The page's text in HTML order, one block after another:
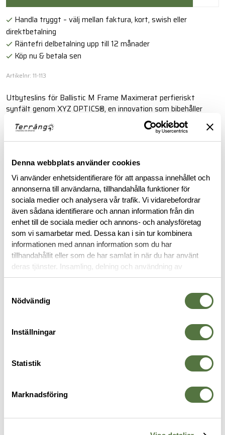
Denna webbplats använder cookies
Vi använder enhetsidentifierare för att anpassa innehållet och
annonserna till användarna, tillhandahålla funktioner för
sociala medier och analysera vår trafik. Vi vidarebefordrar
även sådana identifierare och annan information från din
enhet till de sociala medier och annons- och analysföretag
som vi samarbetar med. Dessa kan i sin tur kombinera
informationen med annan information som du har
tillhandahållit eller som de har samlat in när du har använt
deras tjänster. Insamling, delning och användning av
personuppgifter kan användas för personalisering av
Nödvändig
Inställningar
Statistik
Marknadsföring
Handla tryggt – välj mellan faktura, kort, swish eller
direktbetalning
Räntefri delbetalning upp till 12 månader
Köp nu & betala sen
Artikelnr: 11-113
Utbyteslins för Ballistic M Frame Maximerat perfieriskt
synfält genom XYZ OPTICS®, en innovation som bibehåller
visuell klarhet i alla vinklar av ditt synfält.
Läs mer
BESKRIVNING
RECENSIONER
OM VARUMÄRKET
LINSER